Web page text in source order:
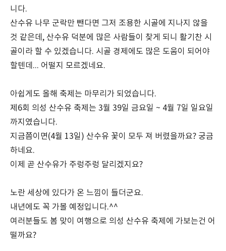
니다.
산수유 나무 군락만 뺀다면 그저 조용한 시골에 지나지 않을
것 같은데, 산수유 덕분에 많은 사람들이 찾게 되니 활기찬 시
골이라 할 수 있겠습니다. 시골 경제에도 많은 도움이 되어야
할텐데... 어떨지 모르겠네요.
아쉽게도 올해 축제는 마무리가 되었습니다.
제6회 의성 산수유 축제는 3월 39일 금요일 ~ 4월 7일 일요일
까지였습니다.
지금쯤이면(4월 13일) 산수유 꽃이 모두 져 버렸을까요? 궁금
하네요.
이제 곧 산수유가 주렁주렁 달리겠지요?
노란 세상에 있다가 온 느낌이 들더군요.
내년에도 꼭 가볼 예정입니다.^^
여러분들도 봄 맞이 여행으로 의성 산수유 축제에 가보는건 어
떨까요?